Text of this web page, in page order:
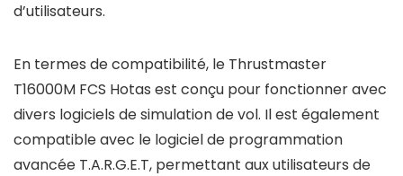
d’utilisateurs.
En termes de compatibilité, le Thrustmaster
T16000M FCS Hotas est conçu pour fonctionner avec
divers logiciels de simulation de vol. Il est également
compatible avec le logiciel de programmation
avancée T.A.R.G.E.T, permettant aux utilisateurs de